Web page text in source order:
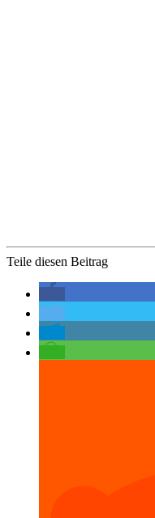
Teile diesen Beitrag